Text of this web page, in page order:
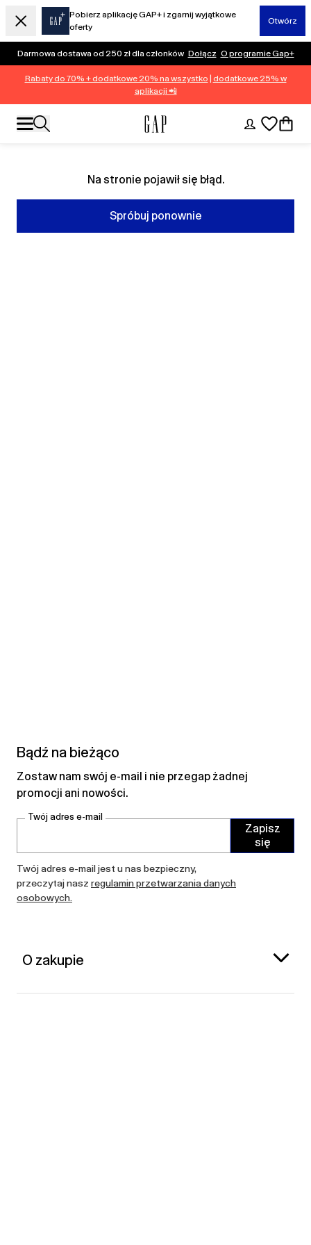
Pobierz aplikację GAP+ i zgarnij wyjątkowe
oferty
Otwórz
Darmowa dostawa od 250 zł dla członków Dołącz O programie Gap+
Rabaty do 70% + dodatkowe 20% na wszystko dodatkowe 25% w
aplikacji 📲
Na stronie pojawił się błąd.
Spróbuj ponownie
Bądź na bieżąco
Zostaw nam swój e-mail i nie przegap żadnej
promocji ani nowości.
Twój adres e-mail
Zapisz
się
Twój adres e-mail jest u nas bezpieczny,
przeczytaj nasz regulamin przetwarzania danych
osobowych.
O zakupie